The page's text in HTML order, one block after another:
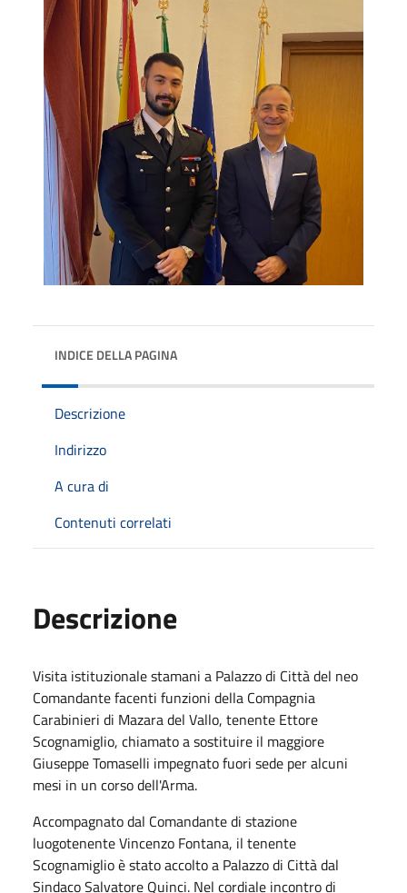
INDICE DELLA PAGINA
Descrizione
Indirizzo
A cura di
Contenuti correlati
Descrizione
Visita istituzionale stamani a Palazzo di Città del neo
Comandante facenti funzioni della Compagnia
Carabinieri di Mazara del Vallo, tenente Ettore
Scognamiglio, chiamato a sostituire il maggiore
Giuseppe Tomaselli impegnato fuori sede per alcuni
mesi in un corso dell'Arma.
Accompagnato dal Comandante di stazione
luogotenente Vincenzo Fontana, il tenente
Scognamiglio è stato accolto a Palazzo di Città dal
Sindaco Salvatore Quinci. Nel cordiale incontro di